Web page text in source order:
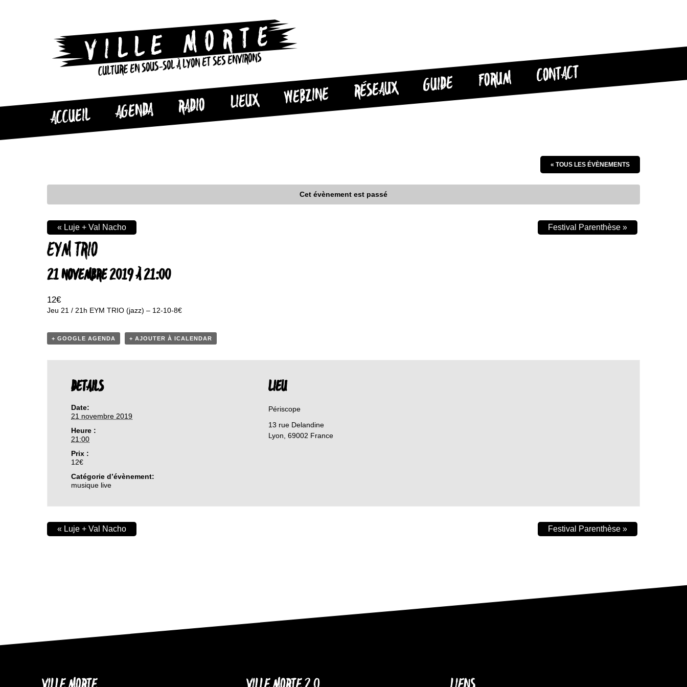
CULTURE EN SOUS-SOL À LYON ET SES ENVIRONS
ACCUEIL AGENDA RADIO LIEUX WEBZINE RÉSEAUX GUIDE FORUM CONTACT
« TOUS LES ÉVÈNEMENTS
Cet évènement est passé
EYM TRIO
21 NOVEMBRE 2019 À 21:00
12€
« Luje + Val Nacho Festival Parenthèse »
Jeu 21 / 21h EYM TRIO (jazz) – 12-10-8€
+ GOOGLE AGENDA + AJOUTER À ICALENDAR
DETAILS
Date:
21 novembre 2019
Heure :
21:00
Prix :
12€
Catégorie d’évènement:
musique live
LIEU
Périscope
13 rue Delandine
Lyon 69002 France
« Luje + Val Nacho Festival Parenthèse »